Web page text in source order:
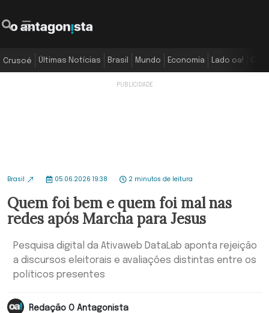
Crusoé Últimas Notícias Brasil Mundo Economia Lado oa!
Brasil 05.06.2026 19:38 2 minutos de leitura
Quem foi bem e quem foi mal nas
redes após Marcha para Jesus
Pesquisa digital da Ativaweb DataLab aponta rejeição
a discursos eleitorais e avaliações distintas entre os
políticos presentes
Redação O Antagonista